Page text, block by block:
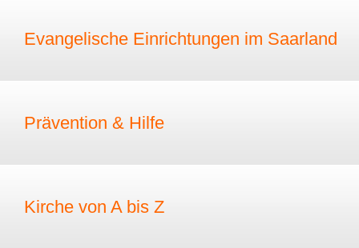
Evangelische Einrichtungen im Saarland
Prävention & Hilfe
Kirche von A bis Z